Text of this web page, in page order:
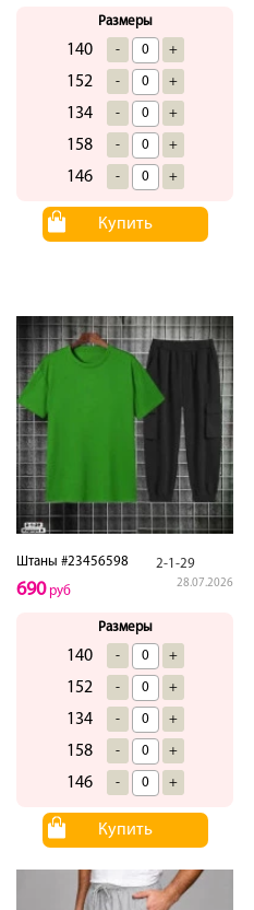
Размеры
140 - +
152 - +
134 - +
158 - +
146 - +
Купить
Штаны #23456598 2-1-29
28.07.2026
690руб
Размеры
140 - +
152 - +
134 - +
158 - +
146 - +
Купить